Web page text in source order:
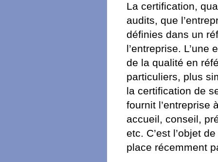
La certification,
audits, que
définies dans un
l’entreprise.
de la qualité en
particuliers, plus
la certification de
fournit l’entreprise
accueil, conseil,
etc. C’est l’objet
place récemment